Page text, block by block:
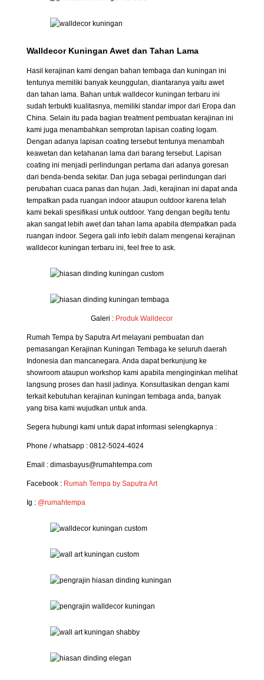
Walldecor Kuningan Awet dan Tahan Lama
Hasil kerajinan kami dengan bahan tembaga dan kuningan ini
tentunya memiliki banyak keunggulan, diantaranya yaitu awet
dan tahan lama. Bahan untuk walldecor kuningan terbaru ini
sudah terbukti kualitasnya, memiliki standar impor dari Eropa dan
China. Selain itu pada bagian treatment pembuatan kerajinan ini
kami juga menambahkan semprotan lapisan coating logam.
Dengan adanya lapisan coating tersebut tentunya menambah
keawetan dan ketahanan lama dari barang tersebut. Lapisan
coating ini menjadi perlindungan pertama dari adanya goresan
dari benda-benda sekitar. Dan juga sebagai perlindungan dari
perubahan cuaca panas dan hujan. Jadi, kerajinan ini dapat anda
tempatkan pada ruangan indoor ataupun outdoor karena telah
kami bekali spesifikasi untuk outdoor. Yang dengan begitu tentu
akan sangat lebih awet dan tahan lama apabila dtempatkan pada
ruangan indoor. Segera gali info lebih dalam mengenai kerajinan
walldecor kuningan terbaru ini, feel free to ask.
Galeri : ProdukWalldecor
Rumah Tempa by Saputra Art melayani pembuatan dan
pemasangan Kerajinan Kuningan Tembaga ke seluruh daerah
Indonesia dan mancanegara. Anda dapat berkunjung ke
showroom ataupun workshop kami apabila menginginkan melihat
langsung proses dan hasil jadinya. Konsultasikan dengan kami
terkait kebutuhan kerajinan kuningan tembaga anda, banyak
yang bisa kami wujudkan untuk anda.
Segera hubungi kami untuk dapat informasi selengkapnya :
Phone / whatsapp : 0812-5024-4024
Email : dimasbayus@rumahtempa.com
Facebook : Rumah Tempa by Saputra Art
Ig : @rumahtempa